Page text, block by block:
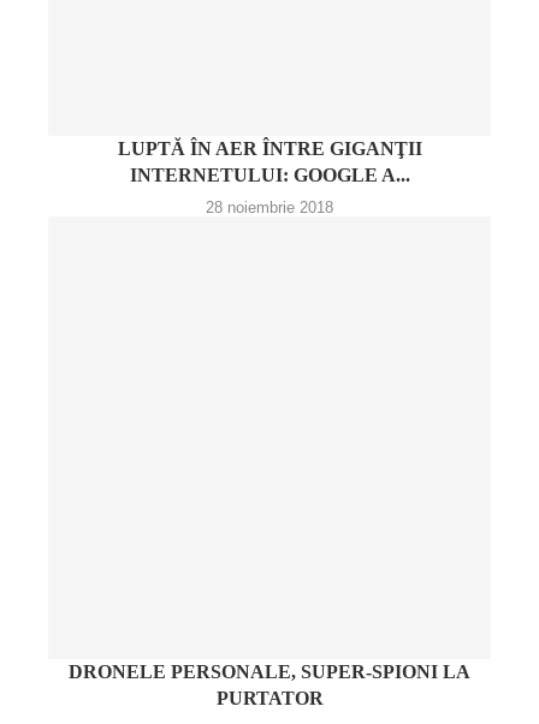
LUPTĂ ÎN AER ÎNTRE GIGANŢII
INTERNETULUI: GOOGLE A...
28 noiembrie 2018
DRONELE PERSONALE, SUPER-SPIONI LA
PURTATOR